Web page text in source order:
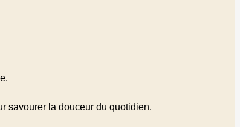
savourer la douceur du quotidien.